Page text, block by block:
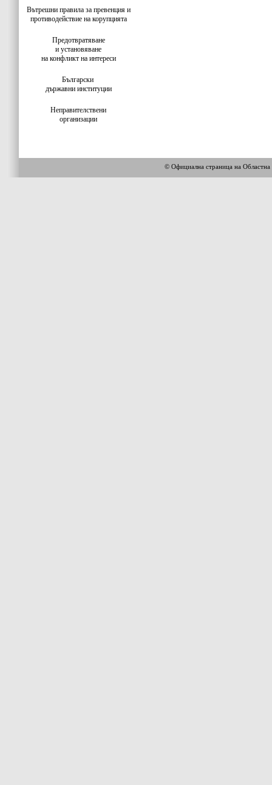
Вътрешни правила за превенция и
противодействие на корупцията
Предотвратяване
и установяване
на конфликт на интереси
Български
държавни институции
Неправителствени
организации
© Официална страница на